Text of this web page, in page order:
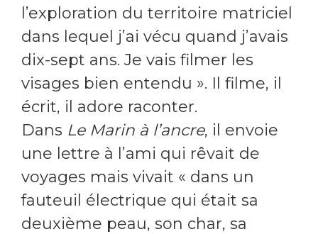
l’exploration du territoire matriciel
dans lequel j’ai vécu quand j’avais
dix-sept ans. Je vais filmer les
visages bien entendu ». Il filme, il
écrit, il adore raconter.
Dans Le Marin à l’ancre, il envoie
une lettre à l’ami qui rêvait de
voyages mais vivait « dans un
fauteuil électrique qui était sa
deuxième peau, son char, sa